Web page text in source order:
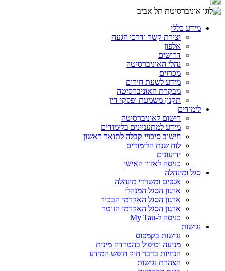
מידע כללי
יצירת קשר ודרכי הגעה
אלפון
דרושים
נהלי האוניברסיטה
מכרזים
מידע לשעת חירום
מבקרת האוניברסיטה
תקנון משמעת ופסקי דין
לימודים
רישום לאוניברסיטה
מידע למתעניינים בלימודים
חישוב סיכויי קבלה לתואר ראשון
לוח שנת הלימודים
ידיעונים
כניסה לאזור האישי
סגל ומינהלה
אגפים ומשרדי מינהלה
ארגון הסגל המנהלי
ארגון הסגל האקדמי הבכיר
ארגון הסגל האקדמי הזוטר
כניסה ל-My Tau
נגישות
נגישות בקמפוס
מניעה וטיפול בהטרדה מינית
הנחיות בדבר חוק חופש המידע
הצהרת נגישות